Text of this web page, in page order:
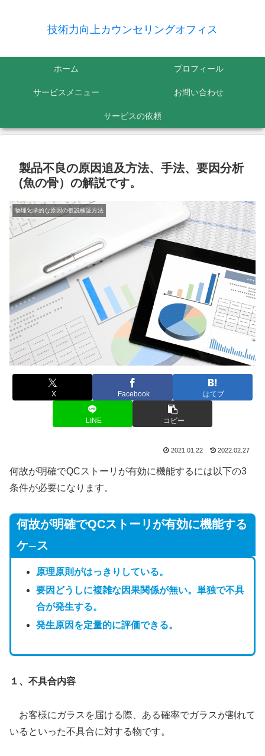
技術力向上カウンセリングオフィス
ホーム プロフィール
サービスメニュー お問い合わせ
サービスの依頼
製品不良の原因追及方法、手法、要因分析
(魚の骨）の解説です。
物理化学的な原因の仮説検証方法
X Facebook はてブ
LINE コピー
2021.01.22 2022.02.27
何故が明確でQCストーリが有効に機能するには以下の3
条件が必要になります。
何故が明確でQCストーリが有効に機能する
ケース
原理原則がはっきりしている。
要因どうしに複雑な因果関係が無い。単独で不具
合が発生する。
発生原因を定量的に評価できる。
１、不具合内容
お客様にガラスを届ける際、ある確率でガラスが割れて
いるといった不具合に対する物です。